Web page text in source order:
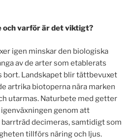
och varför är det viktigt?
igen minskar den biologiska
av de arter som etablerats
bort. Landskapet blir tättbevuxet
artrika biotoperna nära marken
utarmas. Naturbete med getter
genom att
decimeras, samtidigt som
tillförs näring och ljus.